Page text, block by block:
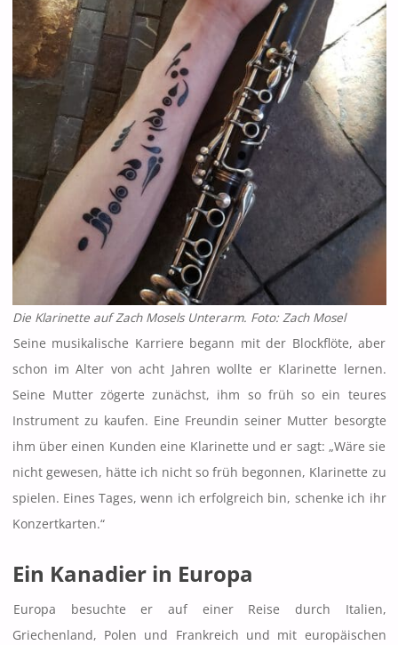
Die Klarinette auf Zach Mosels Unterarm. Foto: Zach Mosel
Seine musikalische Karriere begann mit der Blockflöte, aber
schon im Alter von acht Jahren wollte er Klarinette lernen.
Seine Mutter zögerte zunächst, ihm so früh so ein teures
Instrument zu kaufen. Eine Freundin seiner Mutter besorgte
ihm über einen Kunden eine Klarinette und er sagt: „Wäre sie
nicht gewesen, hätte ich nicht so früh begonnen, Klarinette zu
spielen. Eines Tages, wenn ich erfolgreich bin, schenke ich ihr
Konzertkarten.“
Ein Kanadier in Europa
Europa besuchte er auf einer Reise durch Italien,
Griechenland, Polen und Frankreich und mit europäischen